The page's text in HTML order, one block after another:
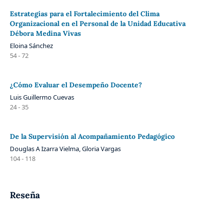
Estrategias para el Fortalecimiento del Clima
Organizacional en el Personal de la Unidad Educativa
Débora Medina Vivas
Eloina Sánchez
54 - 72
¿Cómo Evaluar el Desempeño Docente?
Luis Guillermo Cuevas
24 - 35
De la Supervisión al Acompañamiento Pedagógico
Douglas A Izarra Vielma, Gloria Vargas
104 - 118
Reseña